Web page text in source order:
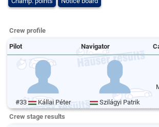
Crew profile
Pilot Navigator
#33 Kállai Péter Szilágyi Patrik
Crew stage results